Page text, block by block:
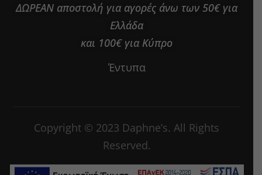
ΔΩΡΕΑΝ αποστολή για αγορές άνω των 50€ για
Ελλάδα
και 100€ για Κύπρο
Έντυπα
Copyright © 2023 Daphne’s. All Rights
Reserved.